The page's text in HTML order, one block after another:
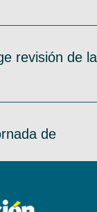
revisión de la
de